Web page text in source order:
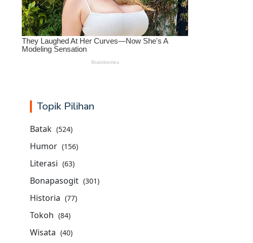
Topik Pilihan
Batak (524)
Humor (156)
Literasi (63)
Bonapasogit (301)
Historia (77)
Tokoh (84)
Wisata (40)